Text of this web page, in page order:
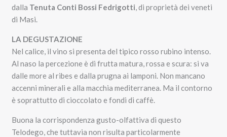
dalla Tenuta Conti Bossi Fedrigotti , di proprietà dei veneti
di Masi.
LA DEGUSTAZIONE
Nel calice, il vino si presenta del tipico rosso rubino intenso.
Al naso la percezione è di frutta matura, rossa e scura: si va
dalle more al ribes e dalla prugna ai lamponi. Non mancano
accenni minerali e alla macchia mediterranea. Ma il contorno
è soprattutto di cioccolato e fondi di caffè.
Buona la corrispondenza gusto-olfattiva di questo
Telodego, che tuttavia non risulta particolarmente